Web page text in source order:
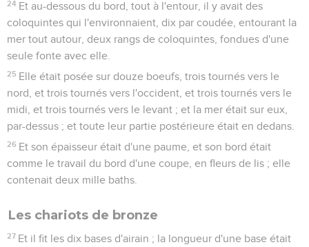
24 Et au-dessous du bord, tout à l'entour, il y avait des
coloquintes qui l'environnaient, dix par coudée, entourant la
mer tout autour, deux rangs de coloquintes, fondues d'une
seule fonte avec elle.
25 Elle était posée sur douze boeufs, trois tournés vers le
nord, et trois tournés vers l'occident, et trois tournés vers le
midi, et trois tournés vers le levant ; et la mer était sur eux,
par-dessus ; et toute leur partie postérieure était en dedans.
26 Et son épaisseur était d'une paume, et son bord était
comme le travail du bord d'une coupe, en fleurs de lis ; elle
contenait deux mille baths.
Les chariots de bronze
27 Et il fit les dix bases d'airain ; la longueur d'une base était